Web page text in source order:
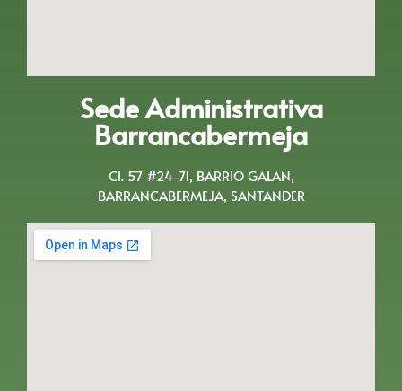
Sede Administrativa
Barrancabermeja
Cl. 57 #24-71, BARRIO GALAN,
BARRANCABERMEJA, SANTANDER